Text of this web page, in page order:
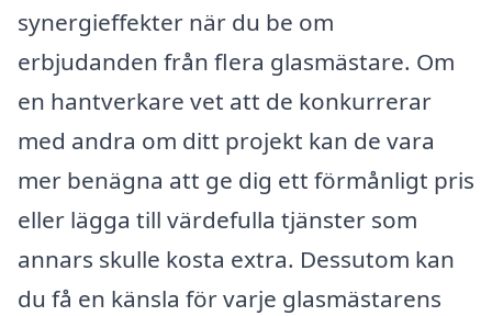
synergieffekter när du be om
erbjudanden från flera glasmästare. Om
en hantverkare vet att de konkurrerar
med andra om ditt projekt kan de vara
mer benägna att ge dig ett förmånligt pris
eller lägga till värdefulla tjänster som
annars skulle kosta extra. Dessutom kan
du få en känsla för varje glasmästarens